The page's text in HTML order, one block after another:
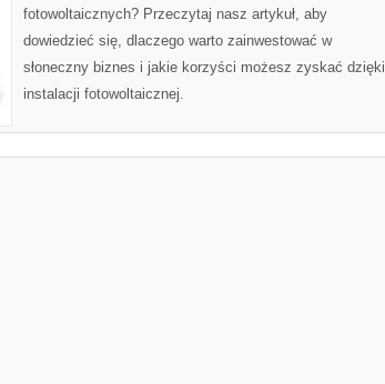
INSTALACJI
fotowoltaicznych? Przeczytaj nasz artykuł, aby
dowiedzieć się, dlaczego warto zainwestować w
słoneczny biznes i jakie korzyści możesz zyskać dzięki
instalacji fotowoltaicznej.